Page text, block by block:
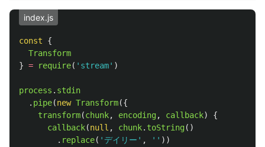
index.js
const
{
Transform
} = require( ' stream' )
process . stdin
. pipe(new Transform({
transform(chunk, encoding, callback)
{
callback(null , chunk. toString()
. replace( 'デイリー ' , '' ))